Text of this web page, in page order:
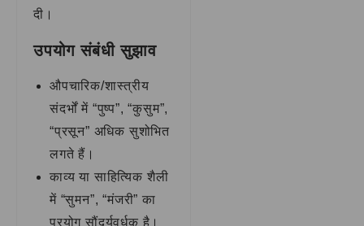
दी।
उपयोग संबंधी सुझाव
औपचारिक/शास्त्रीय
संदर्भों में “पुष्प”, “कुसुम”,
“प्रसून” अधिक सुशोभित
लगते हैं।
काव्य या साहित्यिक शैली
में “सुमन”, “मंजरी” का
प्रयोग सौंदर्यवर्धक है।